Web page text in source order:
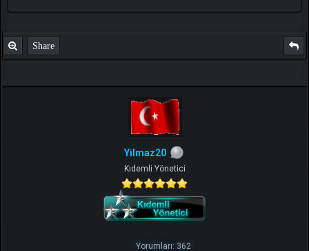
Share
Yilmaz20
Kıdemli Yönetici
Yorumları: 362